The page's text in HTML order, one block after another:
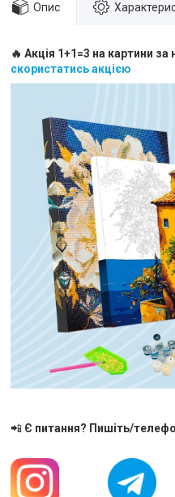
Опис
🔥 Акція 1+1=3 на картини
скористатись акцією
📲 Є питання? Пишіть/